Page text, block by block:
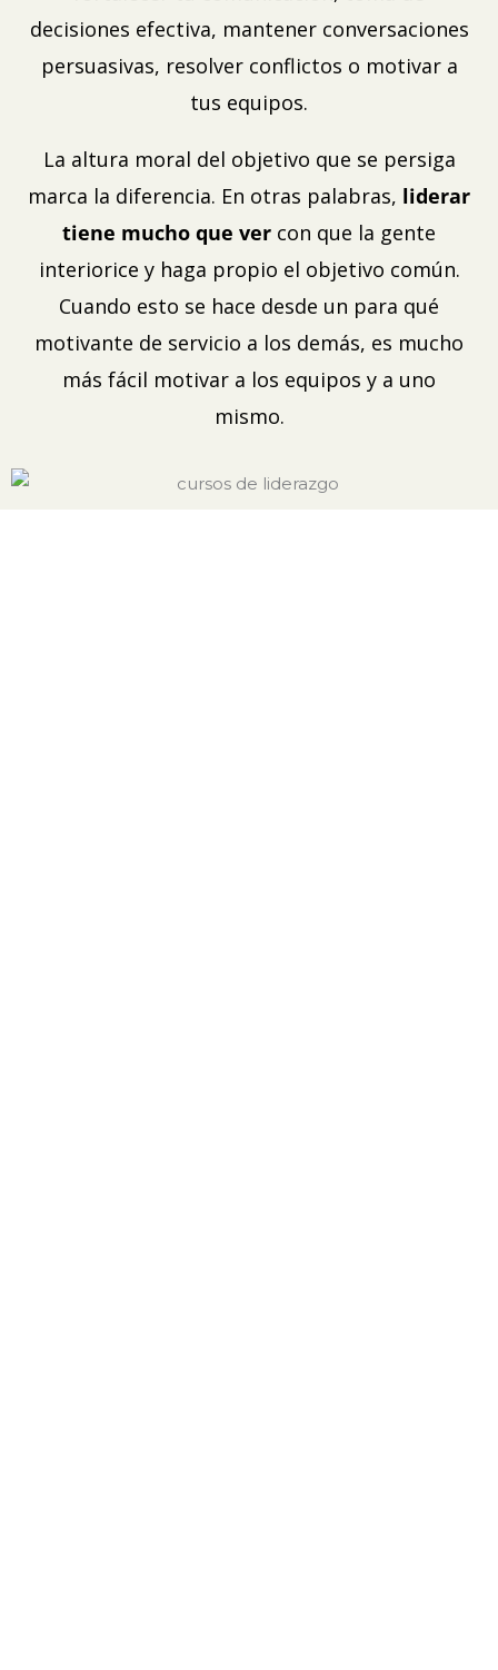
decisiones efectiva, mantener conversaciones
persuasivas, resolver conflictos o motivar a
tus equipos.
La altura moral del objetivo que se persiga
marca la diferencia. En otras palabras, liderar
tiene mucho que ver con que la gente
interiorice y haga propio el objetivo común.
Cuando esto se hace desde un para qué
motivante de servicio a los demás, es mucho
más fácil motivar a los equipos y a uno
mismo.